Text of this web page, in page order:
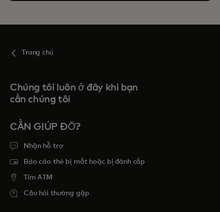
Trang chủ
Chúng tôi luôn ở đây khi bạn
cần chúng tôi
CẦN GIÚP ĐỠ?
Nhận hỗ trợ
Báo cáo thẻ bị mất hoặc bị đánh cắp
Tim ATM
Câu hỏi thường gặp